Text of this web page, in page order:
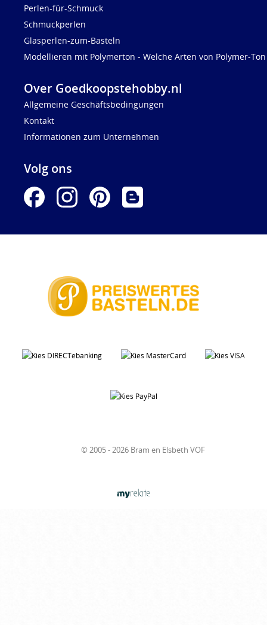
Perlen-für-Schmuck
Schmuckperlen
Glasperlen-zum-Basteln
Modellieren mit Polymerton - Welche Arten von Polymer-
Over Goedkoopstehobby.nl
Allgemeine Geschäftsbedingungen
Kontakt
Informationen zum Unternehmen
Volg ons
© 2005 - 2026 Bram en Elsbeth VOF